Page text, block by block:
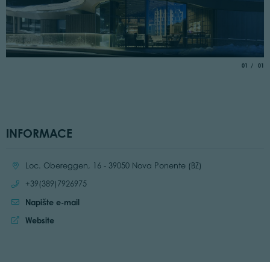
01 of
01
INFORMACE
Location:Loc. Obereggen, 16 - 39050 Nova Ponente (BZ)
Call:
+39(389)7926975
Napište e-mail
Website:
Website